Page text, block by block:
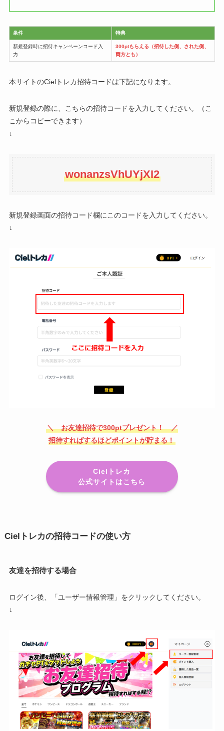
条件 特典
新規登録時に招待キャンペーンコード入
力
300ptもらえる（招待した側、された側、
両方とも）
本サイトのCielトレカ招待コードは下記になります。
新規登録の際に、こちらの招待コードを入力してください。（こ
こからコピーできます）
↓
wonanzsVhUYjXI2
新規登録画面の招待コード欄にこのコードを入力してください。
↓
＼ お友達招待で300ptプレゼント！ ／
招待すればするほどポイントが貯まる！
Cielトレカ
公式サイトはこちら
Cielトレカの招待コードの使い方
友達を招待する場合
ログイン後、「ユーザー情報管理」をクリックしてください。
↓